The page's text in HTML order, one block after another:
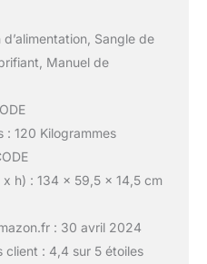
Sangle de
Manuel de
: 120 Kilogrammes
h) : 134 x 59,5 x 14,5 cm
: 30 avril 2024
client : 4,4 sur 5 étoiles